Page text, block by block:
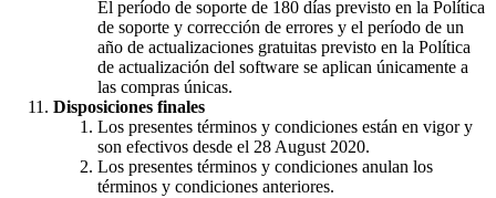
El período de soporte de 180 días previsto en la Política
de soporte y corrección de errores y el período de un
año de actualizaciones gratuitas previsto en la Política
de actualización del software se aplican únicamente a
las compras únicas.
Disposiciones finales
Los presentes términos y condiciones están en vigor y
son efectivos desde el 28 August 2020.
Los presentes términos y condiciones anulan los
términos y condiciones anteriores.